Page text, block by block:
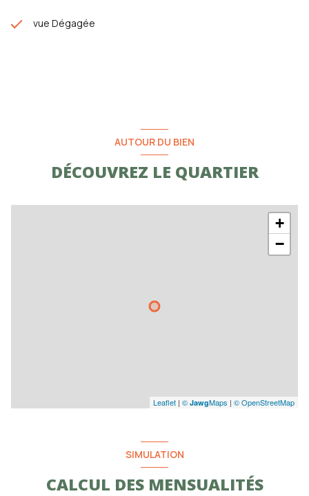
vue Dégagée
AUTOUR DU BIEN
DÉCOUVREZ LE QUARTIER
+
−
Leaflet | © JawgMaps | © OpenStreetMap
SIMULATION
CALCUL DES MENSUALITÉS